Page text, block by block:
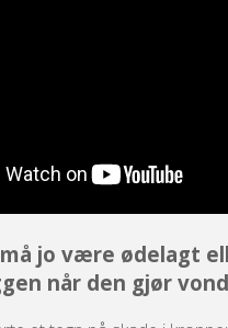
jo være ødelagt
når den gjør